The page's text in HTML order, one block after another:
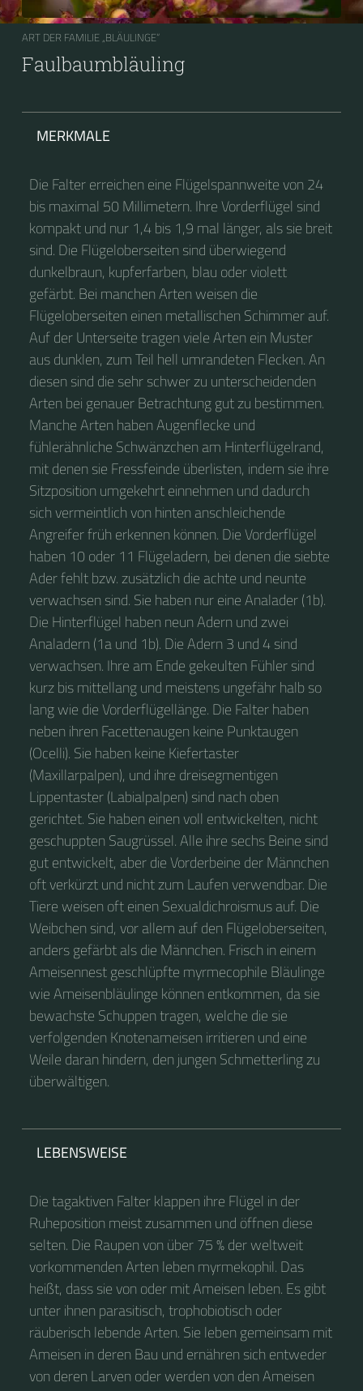
ART DER FAMILIE „BLÄULINGE“
Faulbaumbläuling
MERKMALE
Die Falter erreichen eine Flügelspannweite von 24
bis maximal 50 Millimetern. Ihre Vorderflügel sind
kompakt und nur 1,4 bis 1,9 mal länger, als sie breit
sind. Die Flügeloberseiten sind überwiegend
dunkelbraun, kupferfarben, blau oder violett
gefärbt. Bei manchen Arten weisen die
Flügeloberseiten einen metallischen Schimmer auf.
Auf der Unterseite tragen viele Arten ein Muster
aus dunklen, zum Teil hell umrandeten Flecken. An
diesen sind die sehr schwer zu unterscheidenden
Arten bei genauer Betrachtung gut zu bestimmen.
Manche Arten haben Augenflecke und
fühlerähnliche Schwänzchen am Hinterflügelrand,
mit denen sie Fressfeinde überlisten, indem sie ihre
Sitzposition umgekehrt einnehmen und dadurch
sich vermeintlich von hinten anschleichende
Angreifer früh erkennen können. Die Vorderflügel
haben 10 oder 11 Flügeladern, bei denen die siebte
Ader fehlt bzw. zusätzlich die achte und neunte
verwachsen sind. Sie haben nur eine Analader (1b).
Die Hinterflügel haben neun Adern und zwei
Analadern (1a und 1b). Die Adern 3 und 4 sind
verwachsen. Ihre am Ende gekeulten Fühler sind
kurz bis mittellang und meistens ungefähr halb so
lang wie die Vorderflügellänge. Die Falter haben
neben ihren Facettenaugen keine Punktaugen
(Ocelli). Sie haben keine Kiefertaster
(Maxillarpalpen), und ihre dreisegmentigen
Lippentaster (Labialpalpen) sind nach oben
gerichtet. Sie haben einen voll entwickelten, nicht
geschuppten Saugrüssel. Alle ihre sechs Beine sind
gut entwickelt, aber die Vorderbeine der Männchen
oft verkürzt und nicht zum Laufen verwendbar. Die
Tiere weisen oft einen Sexualdichroismus auf. Die
Weibchen sind, vor allem auf den Flügeloberseiten,
anders gefärbt als die Männchen. Frisch in einem
Ameisennest geschlüpfte myrmecophile Bläulinge
wie Ameisenbläulinge können entkommen, da sie
bewachste Schuppen tragen, welche die sie
verfolgenden Knotenameisen irritieren und eine
Weile daran hindern, den jungen Schmetterling zu
überwältigen.
LEBENSWEISE
Die tagaktiven Falter klappen ihre Flügel in der
Ruheposition meist zusammen und öffnen diese
selten. Die Raupen von über 75 % der weltweit
vorkommenden Arten leben myrmekophil. Das
heißt, dass sie von oder mit Ameisen leben. Es gibt
unter ihnen parasitisch, trophobiotisch oder
räuberisch lebende Arten. Sie leben gemeinsam mit
Ameisen in deren Bau und ernähren sich entweder
von deren Larven oder werden von den Ameisen